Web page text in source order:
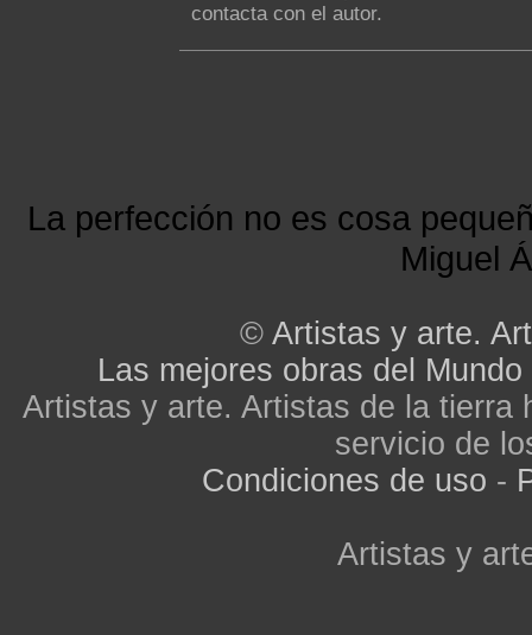
contacta con el autor.
La perfección no es cosa
Miguel
© Artistas y arte.
Las mejores obras del Mundo
Artistas y arte. Artistas de la tierra
servicio de
Condiciones de uso -
Artistas y